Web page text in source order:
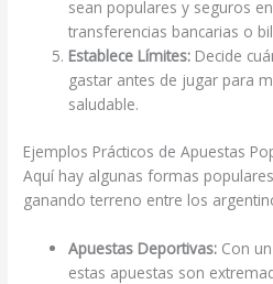
sean populares y seguros
transferencias bancarias o
Establece Límites: Decide
gastar antes de jugar para
saludable.
Ejemplos Prácticos de Apuestas
Aquí hay algunas formas
ganando terreno entre los
Apuestas Deportivas: Con
estas apuestas son